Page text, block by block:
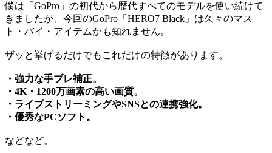
僕は「GoPro」の初代から歴代すべてのモデルを使い続けて
きましたが、今回のGoPro「HERO7 Black」は久々のマス
ト・バイ・アイテムかも知れません。
ザッと挙げるだけでもこれだけの特徴があります。
・強力な手ブレ補正。
・4K・1200万画素の高い画質。
・ライブストリーミングやSNSとの連携強化。
・優秀なPCソフト。
などなど。